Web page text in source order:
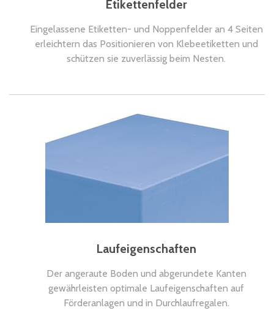
Etikettenfelder
Eingelassene Etiketten- und Noppenfelder an 4 Seiten
erleichtern das Positionieren von Klebeetiketten und
schützen sie zuverlässig beim Nesten.
Laufeigenschaften
Der angeraute Boden und abgerundete Kanten
gewährleisten optimale Laufeigenschaften auf
Förderanlagen und in Durchlaufregalen.